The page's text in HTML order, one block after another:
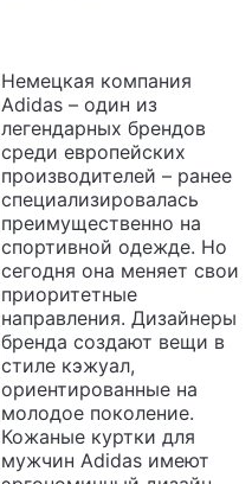
Немецкая компания
Adidas – один из
легендарных брендов
среди европейских
производителей – ранее
специализировалась
преимущественно на
спортивной одежде. Но
сегодня она меняет свои
приоритетные
направления. Дизайнеры
бренда создают вещи в
стиле кэжуал,
ориентированные на
молодое поколение.
Кожаные куртки для
мужчин Adidas имеют